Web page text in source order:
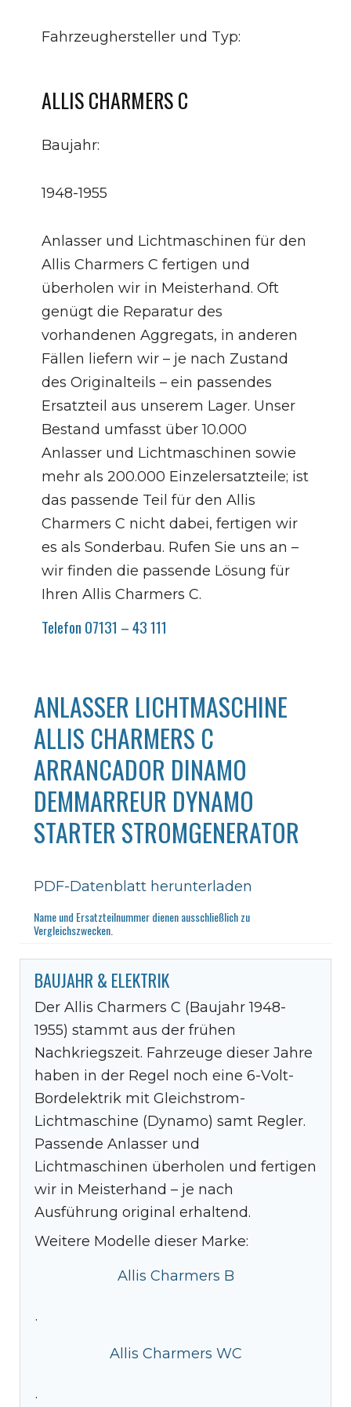
Fahrzeughersteller und Typ:
ALLIS CHARMERS C
Baujahr:
1948-1955
Anlasser und Lichtmaschinen für den
Allis Charmers C fertigen und
überholen wir in Meisterhand. Oft
genügt die Reparatur des
vorhandenen Aggregats, in anderen
Fällen liefern wir – je nach Zustand
des Originalteils – ein passendes
Ersatzteil aus unserem Lager. Unser
Bestand umfasst über 10.000
Anlasser und Lichtmaschinen sowie
mehr als 200.000 Einzelersatzteile; ist
das passende Teil für den Allis
Charmers C nicht dabei, fertigen wir
es als Sonderbau. Rufen Sie uns an –
wir finden die passende Lösung für
Ihren Allis Charmers C.
Telefon 07131 – 43 111
ANLASSER LICHTMASCHINE
ALLIS CHARMERS C
ARRANCADOR DINAMO
DEMMARREUR DYNAMO
STARTER STROMGENERATOR
PDF-Datenblatt herunterladen
Name und Ersatzteilnummer dienen ausschließlich zu
Vergleichszwecken.
BAUJAHR & ELEKTRIK
Der Allis Charmers C (Baujahr 1948-
1955) stammt aus der frühen
Nachkriegszeit. Fahrzeuge dieser Jahre
haben in der Regel noch eine 6-Volt-
Bordelektrik mit Gleichstrom-
Lichtmaschine (Dynamo) samt Regler.
Passende Anlasser und
Lichtmaschinen überholen und fertigen
wir in Meisterhand – je nach
Ausführung original erhaltend.
Weitere Modelle dieser Marke:
Allis Charmers B
·
Allis Charmers WC
·